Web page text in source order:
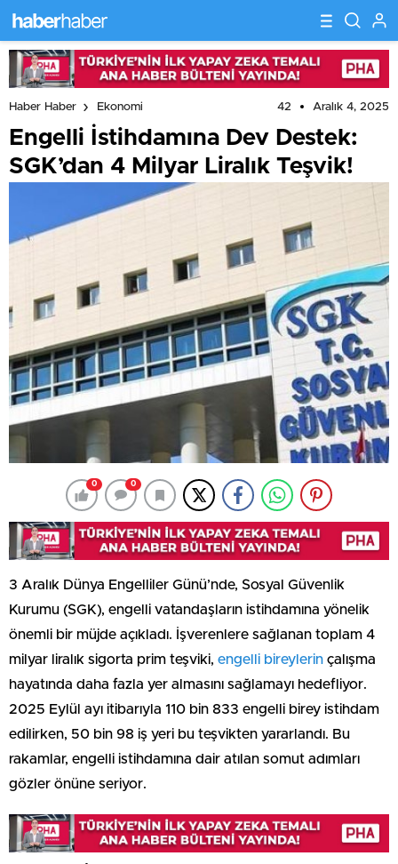
Haber Haber Ekonomi 42 Aralık 4, 2025
Engelli İstihdamına Dev Destek:
SGK’dan 4 Milyar Liralık Teşvik!
0 0
3 Aralık Dünya Engelliler Günü’nde, Sosyal Güvenlik
Kurumu (SGK), engelli vatandaşların istihdamına yönelik
önemli bir müjde açıkladı. İşverenlere sağlanan toplam 4
milyar liralık sigorta prim teşviki, engelli bireylerin çalışma
hayatında daha fazla yer almasını sağlamayı hedefliyor.
2025 Eylül ayı itibarıyla 110 bin 833 engelli birey istihdam
edilirken, 50 bin 98 iş yeri bu teşvikten yararlandı. Bu
rakamlar, engelli istihdamına dair atılan somut adımları
gözler önüne seriyor.